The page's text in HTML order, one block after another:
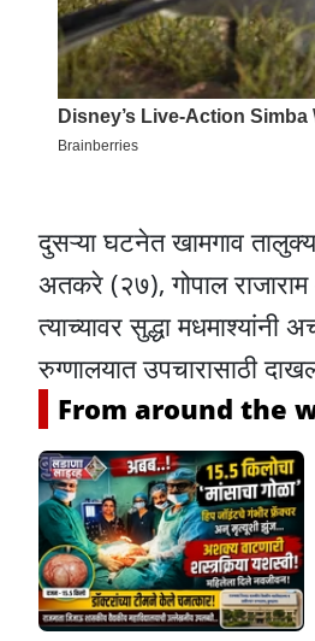
दुसऱ्या घटनेत खामगाव
अतकरे (२७), गोपाल
त्याच्यावर सुद्धा
रुग्णालयात उपचारासाठी
From around the